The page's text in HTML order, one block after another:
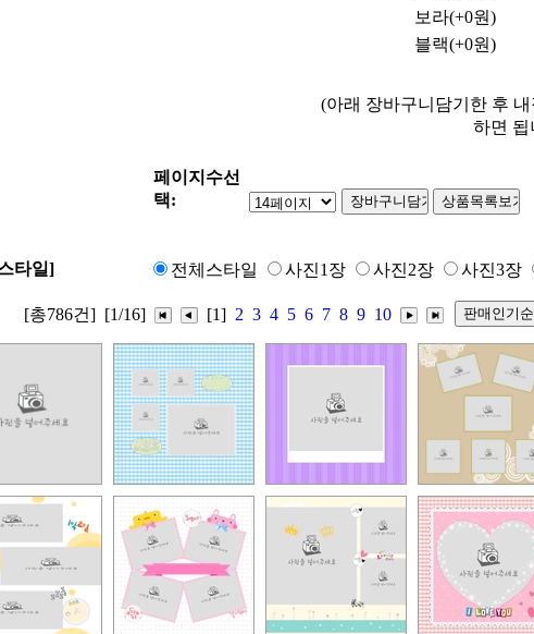
보라(+0원)
블랙(+0원)
(아래 장바구니담기한 후
하면 됩
페이지수선
택:
타일] 전체스타일 사진1장 사진2장 사진3장
[총786건] [1/16] [1] 2 3 4 5 6 7 8 9 10